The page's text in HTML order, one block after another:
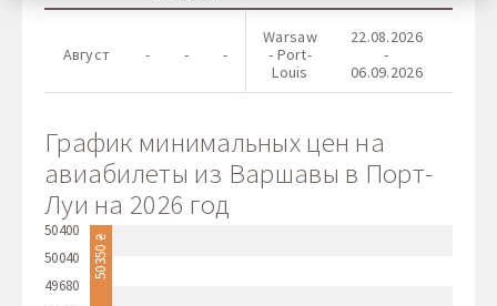
Август - - -
Warsaw
- Port-
Louis
22.08.2026
-
06.09.2026
График минимальных цен на
авиабилеты из Варшавы в Порт-
Луи на 2026 год
50400
50040
49680
50350 ₴
cookie.